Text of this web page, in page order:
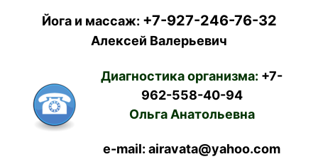
Йога и массаж: +7-927-246-76-32
Алексей Валерьевич
Диагностика организма: +7-
962-558-40-94
Ольга Анатольевна
e-mail: airavata@yahoo.com